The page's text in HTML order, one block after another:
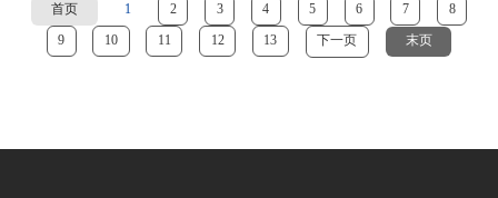
首页 1 2 3 4 5 6 7
8
9
10 11 12 13 下一页 末页